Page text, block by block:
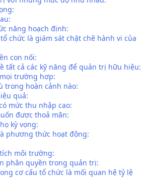
năng hoạch định:
chức là giám sát chặt chẽ hành vi của
con nối:
tất cả các kỹ năng để quản trị hữu hiệu:
trường hợp:
trong hoàn cảnh nào:
quả:
mức thu nhập cao:
được thoả mãn:
kỳ vọng:
phương thức hoạt động:
môi trường:
phân quyền trong quản trị:
cơ cấu tổ chức là mối quan hệ tỷ lệ